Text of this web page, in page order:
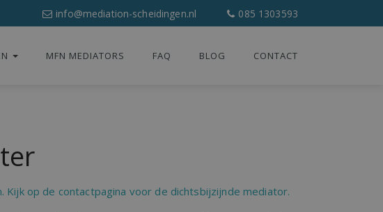
info@mediation-scheidingen.nl 085 1303593
MFN MEDIATORS FAQ BLOG CONTACT
op de contactpagina voor de dichtsbijzijnde mediator.